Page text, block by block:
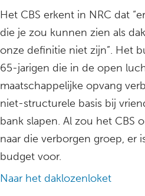
Het CBS erkent in NRC dat
die je zou kunnen zien als
onze definitie niet zijn”. Het
65-jarigen die in de open
maatschappelijke opvang
niet-structurele basis bij
bank slapen. Al zou het CBS
naar die verborgen groep, er
budget voor.
Naar het daklozenloket